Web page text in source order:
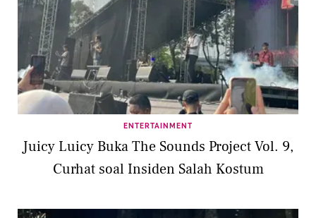
ENTERTAINMENT
Juicy Luicy Buka The Sounds Project Vol. 9,
Curhat soal Insiden Salah Kostum